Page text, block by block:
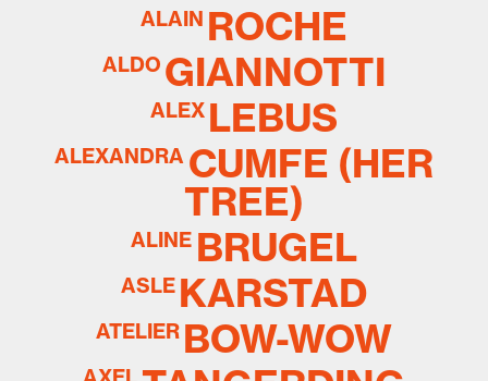
ALAINROCHE
ALDOGIANNOTTI
ALEXLEBUS
ALEXANDRACUMFE (HER
TREE)
ALINEBRUGEL
ASLEKARSTAD
ATELIERBOW-WOW